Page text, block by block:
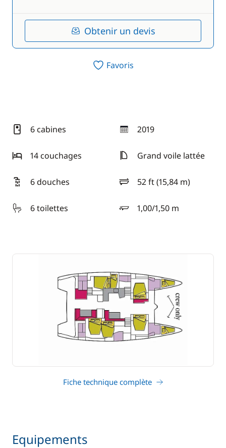
Obtenir un devis
Favoris
6 cabines 2019
année
14 couchages
Grand voile lattée
6 douches 52 ft (15,84 m)
longueur
6 toilettes
1,00/1,50 m
tirant d'eau
Fiche technique complète
Equipements